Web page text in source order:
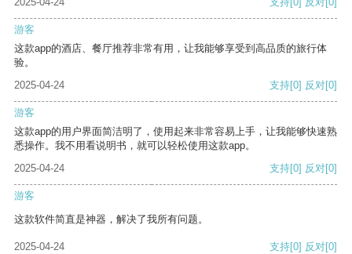
游客
这款app的酒店、餐厅推荐非常有用，让我能够享受到高品质的旅行体
验。
2025-04-24
支持[0] 反对[0]
游客
这款app的用户界面简洁明了，使用起来非常容易上手，让我能够快速熟
悉操作。我不用看说明书，就可以轻松使用这款app。
2025-04-24
支持[0] 反对[0]
游客
这款软件简直是神器，解决了我所有问题。
2025-04-24 支持[0] 反对[0]